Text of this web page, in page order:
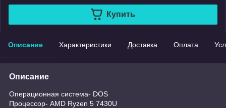
Купить
Описание Характеристики Доставка Оплата
Описание
Операционная система- DOS
Процессор- AMD Ryzen 5 7430U